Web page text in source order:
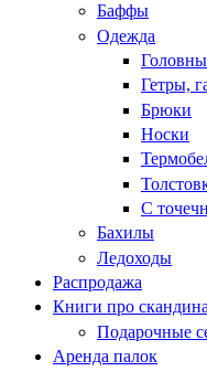
Баффы
Одежда
Гетры,
Брюки
Носки
С
Бахилы
Ледоходы
Распродажа
Книги про
Подарочные
Аренда палок